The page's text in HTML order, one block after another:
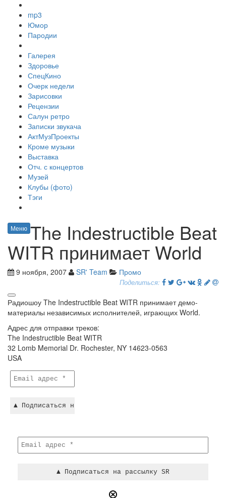
mp3
Юмор
Пародии
Галерея
Здоровье
СпецКино
Очерк недели
Зарисовки
Рецензии
Салун ретро
Записки звукача
АктМузПроекты
Кроме музыки
Выставка
Отч. с концертов
Музей
Клубы (фото)
Тэги
Меню The Indestructible Beat
WITR принимает World
9 ноября, 2007 SR' Team Промо
Поделиться:
Радиошоу The Indestructible Beat WITR принимает демо-
материалы независимых исполнителей, играющих World.
Адрес для отправки треков:
The Indestructible Beat WITR
32 Lomb Memorial Dr. Rochester, NY 14623-0563
USA